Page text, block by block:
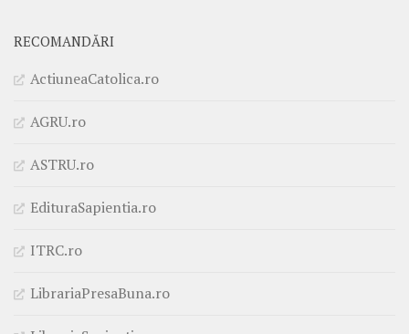
RECOMANDĂRI
ActiuneaCatolica.ro
AGRU.ro
ASTRU.ro
EdituraSapientia.ro
ITRC.ro
LibrariaPresaBuna.ro